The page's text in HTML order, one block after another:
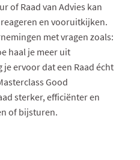
of Raad van Advies kan
en vooruitkijken.
met vragen zoals:
haal je meer uit
ervoor dat een Raad écht
Good
sterker, efficiënter en
of bijsturen.